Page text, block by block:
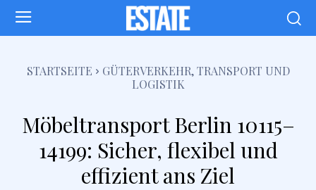
STARTSEITE
GÜTERVERKEHR, TRANSPORT UND
LOGISTIK
Möbeltransport Berlin 10115–
14199: Sicher, flexibel und
effizient ans Ziel